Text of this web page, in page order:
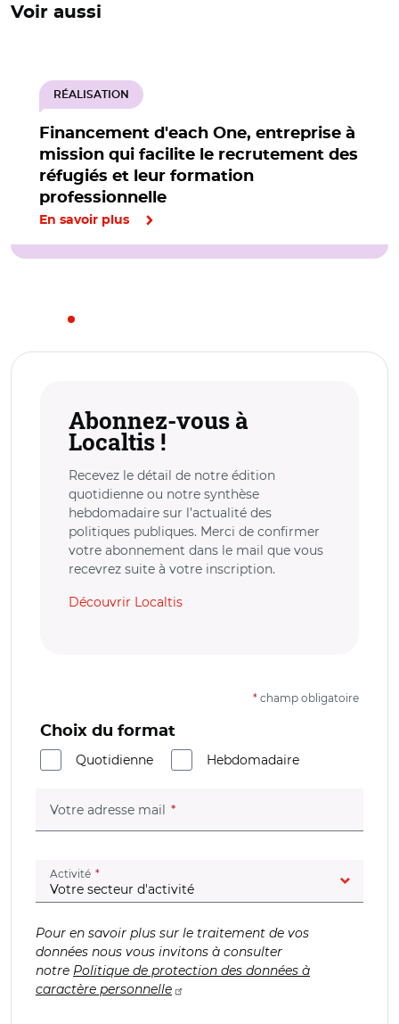
Voir aussi
Financement d'each One, entreprise à
mission qui facilite le recrutement des
réfugiés et leur formation
professionnelle
RÉALISATION
En savoir plus
Abonnez-vous à
Localtis !
Recevez le détail de notre édition
quotidienne ou notre synthèse
hebdomadaire sur l’actualité des
politiques publiques. Merci de confirmer
votre abonnement dans le mail que vous
recevrez suite à votre inscription.
Découvrir Localtis
* champ obligatoire
Choix du format
Quotidienne
Hebdomadaire
Votre adresse mail (champ obligatoire)
Activité (champ obligatoire)
Pour en savoir plus sur le traitement de vos
données nous vous invitons à consulter
notre Politique de protection des données à
caractère personnelle